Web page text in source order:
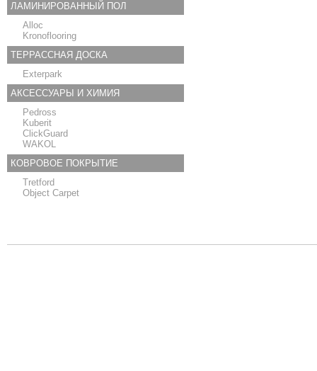
ЛАМИНИРОВАННЫЙ ПОЛ
Alloc
Kronoflooring
ТЕРРАССНАЯ ДОСКА
Exterpark
АКСЕССУАРЫ И ХИМИЯ
Pedross
Kuberit
ClickGuard
WAKOL
КОВРОВОЕ ПОКРЫТИЕ
Tretford
Object Carpet